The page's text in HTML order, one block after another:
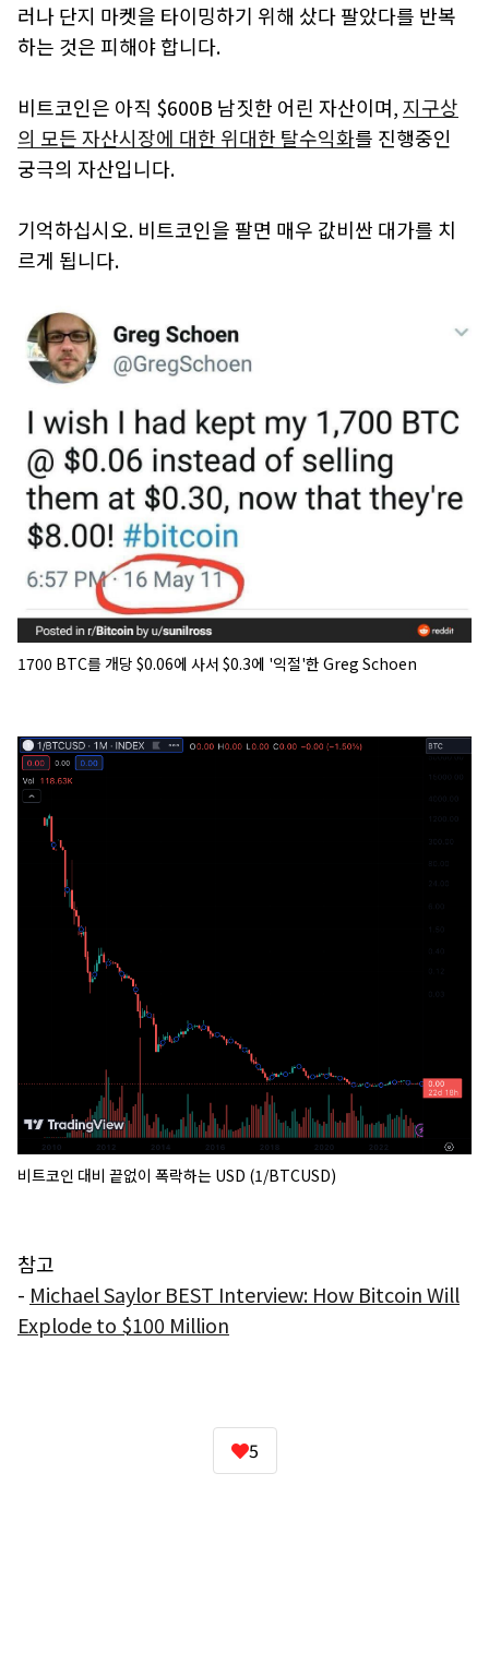
러나 단지 마켓을 타이밍하기 위해 샀다 팔았다를 반복
하는 것은 피해야 합니다.
비트코인은 아직 $600B 남짓한 어린 자산이며,지구상
의 모든 자산시장에 대한 위대한 탈수익화를 진행중인
궁극의 자산입니다.
기억하십시오. 비트코인을 팔면 매우 값비싼 대가를 치
르게 됩니다.
1700 BTC를 개당 $0.06에 사서 $0.3에 '익절'한 Greg Schoen
비트코인 대비 끝없이 폭락하는 USD (1/BTCUSD)
참고
- Michael Saylor BEST Interview: How Bitcoin Will
Explode to $100 Million
5